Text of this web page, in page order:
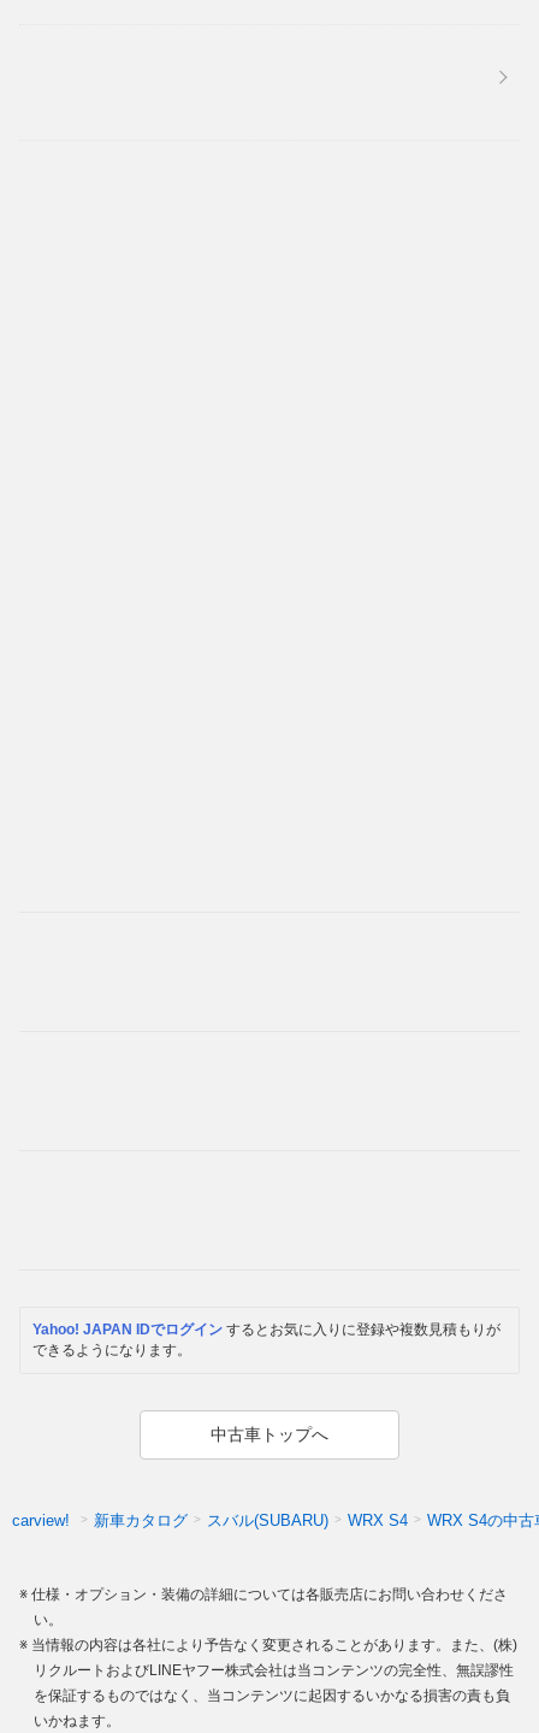
Yahoo! JAPAN IDでログイン するとお気に入りに登録や複数見積もりが
できるようになります。
中古車トップへ
carview! 新車カタログ スバル(SUBARU) WRX S4 WRX S4の中古
仕様・オプション・装備の詳細については各販売店にお問い合わせくださ
い。
当情報の内容は各社により予告なく変更されることがあります。また、(株)
リクルートおよびLINEヤフー株式会社は当コンテンツの完全性、無誤謬性
を保証するものではなく、当コンテンツに起因するいかなる損害の責も負
いかねます。